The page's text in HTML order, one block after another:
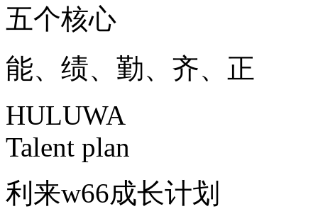
五个核心
能、绩、勤、齐、正
HULUWA
Talent plan
利来w66成长计划